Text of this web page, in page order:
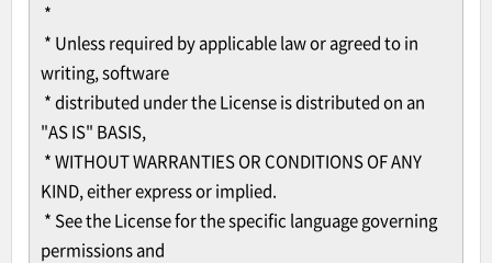
*
* Unless required by applicable law or agreed to in
writing, software
* distributed under the License is distributed on an
"AS IS" BASIS,
* WITHOUT WARRANTIES OR CONDITIONS OF ANY
KIND, either express or implied.
* See the License for the specific language governing
permissions and